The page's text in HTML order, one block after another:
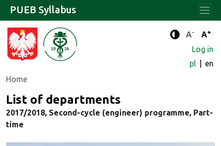
Enhanced
A- A+
Log in
pl
en
Home
PUEB Syllabus
List of departments
2017/2018, Second-cycle (engineer) programme, Part-
time